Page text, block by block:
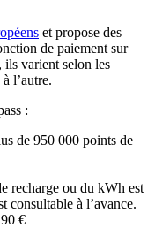
et propose des
de paiement sur
ils varient selon les
l’autre.
:
de 950 000 points de
recharge ou du kWh est
consultable à l’avance.
€